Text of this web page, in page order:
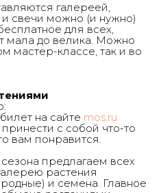
галереей,
и свечи можно (и нужно)
для всех,
мала до велика. Можно
мастер-классе, так и во
на сайте mos.ru
с собой что-то
вам понравится.
предлагаем всех
растения
и семена. Главное